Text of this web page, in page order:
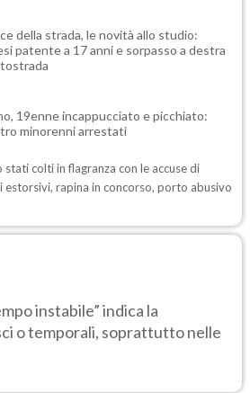
della strada, le novità allo studio:
patente a 17 anni e sorpasso a destra
19enne incappucciato e picchiato:
minorenni arrestati
colti in flagranza con le accuse di
estorsivi, rapina in concorso, porto abusivo
instabile” indica la
o temporali, soprattutto nelle